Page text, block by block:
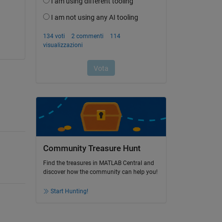
Community Treasure Hunt
Find the treasures in MATLAB Central and
discover how the community can help you!
Start Hunting!